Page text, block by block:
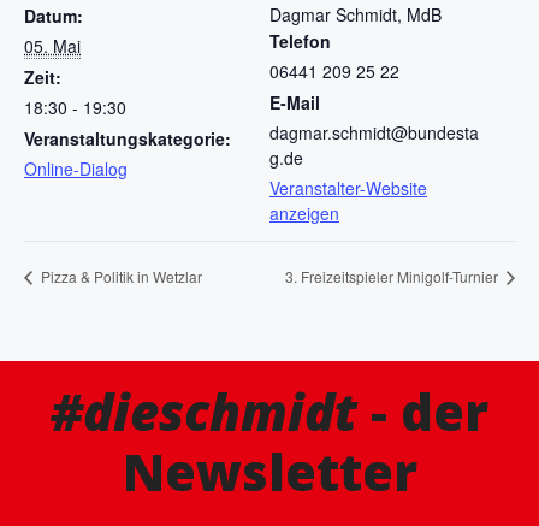
Datum:
05. Mai
Zeit:
18:30 - 19:30
Veranstaltungskategorie:
Online-Dialog
Dagmar Schmidt, MdB
Telefon
06441 209 25 22
E-Mail
dagmar.schmidt@bundesta
g.de
Veranstalter-Website
anzeigen
Pizza & Politik in Wetzlar 3. Freizeitspieler Minigolf-Turnier
#dieschmidt- der
Newsletter